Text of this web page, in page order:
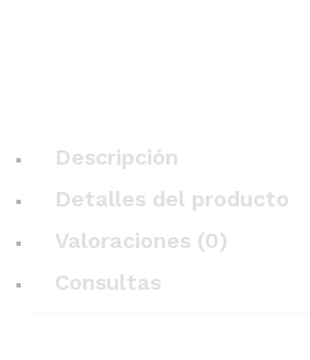
Descripción
Detalles del producto
Valoraciones (0)
Consultas